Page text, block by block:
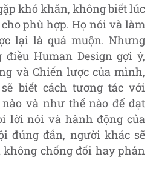
khó khăn, không biết lúc
phù hợp. Họ nói và làm
lại là quá muộn. Nhưng
Human Design gợi ý,
và Chiến lược của mình,
biết cách tương tác với
và như thế nào để đạt
lời nói và hành động của
đúng đắn, người khác sẽ
chống đối hay phản